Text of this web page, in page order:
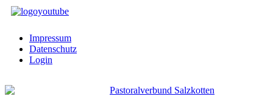
Impressum
Datenschutz
Login